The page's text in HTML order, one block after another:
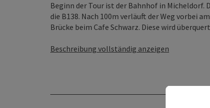
Beginn der Tour ist der Bahnhof in
die B138. Nach 100m verläuft der Weg vorbei
Brücke beim Cafe Schwarz. Diese wird überquert
Beschreibung vollständig anzeigen